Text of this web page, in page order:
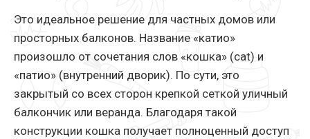
Это идеальное решение для частных домов или
просторных балконов. Название «катио»
произошло от сочетания слов «кошка» (cat) и
«патио» (внутренний дворик). По сути, это
закрытый со всех сторон крепкой сеткой уличный
балкончик или веранда. Благодаря такой
конструкции кошка получает полноценный доступ